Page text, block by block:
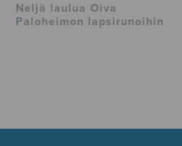
Neljä laulua Oiva
Paloheimon lapsirunoihin